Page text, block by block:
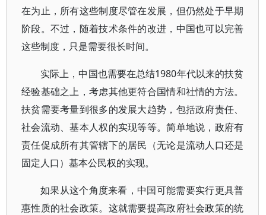
在为止，所有这些制度尽管在发展，但仍然处于早期
阶段。不过，随着技术条件的改进，中国也可以完善
这些制度，只是需要很长时间。
实际上，中国也需要在总结1980年代以来的扶贫
经验基础之上，考虑其他更符合国情和社情的方法。
扶贫需要考量到很多的发展大趋势，包括政府责任、
社会流动、基本人权的实现等等。简单地说，政府有
责任促成所有其管辖下的居民（无论是流动人口还是
固定人口）基本公民权的实现。
如果从这个角度来看，中国可能需要实行更具普
惠性质的社会政策。这就需要提高政府社会政策的统